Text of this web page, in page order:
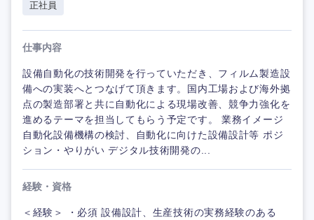
正社員
仕事内容
設備自動化の技術開発を行っていただき、フィルム製造設
備への実装へとつなげて頂きます。国内工場および海外拠
点の製造部署と共に自動化による現場改善、競争力強化を
進めるテーマを担当してもらう予定です。 業務イメージ
自動化設備機構の検討、自動化に向けた設備設計等 ポジ
ション・やりがい デジタル技術開発の...
経験・資格
＜経験＞ ・必須 設備設計、生産技術の実務経験のある